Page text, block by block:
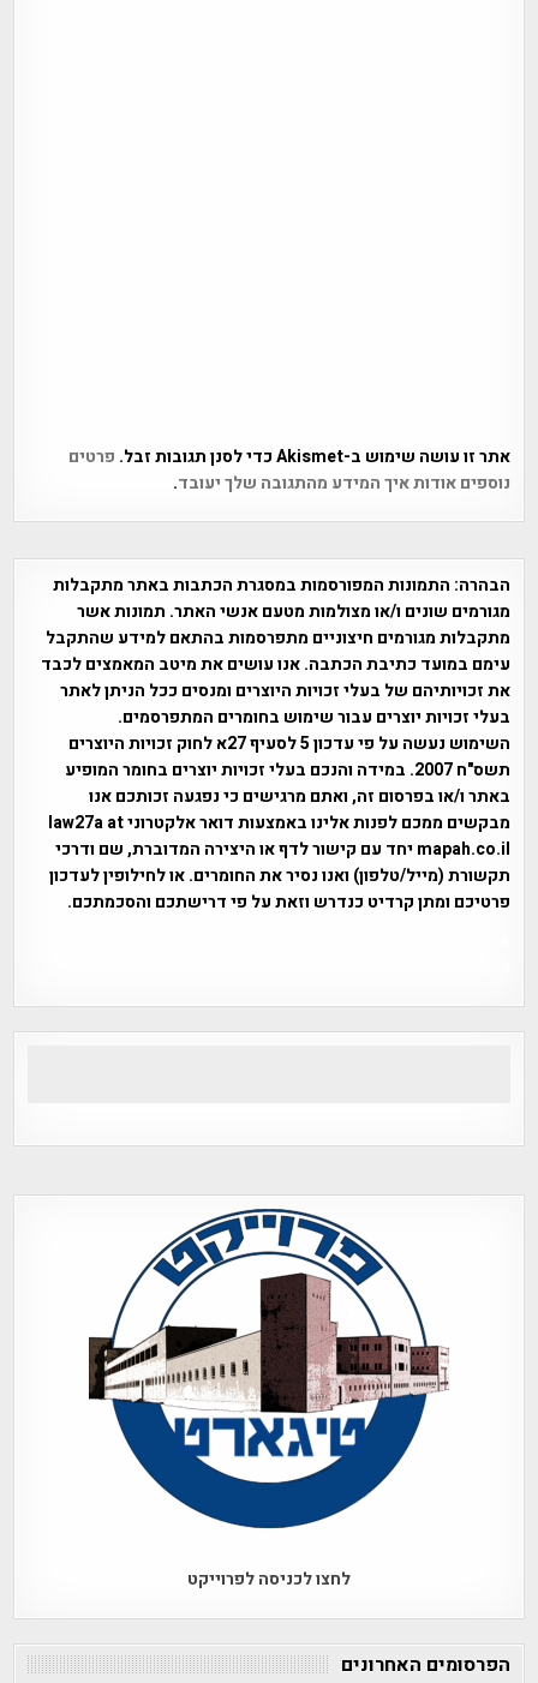
אתר זו עושה שימוש ב-Akismet כדי לסנן תגובות זבל.
פרטים
נוספים אודות איך המידע מהתגובה שלך יעובד.
הבהרה: התמונות המפורסמות במסגרת הכתבות באתר מתקבלות
מגורמים שונים ו/או מצולמות מטעם אנשי האתר. תמונות אשר
מתקבלות מגורמים חיצוניים מתפרסמות בהתאם למידע שהתקבל
עימם במועד כתיבת הכתבה. אנו עושים את מיטב המאמצים לכבד
את זכויותיהם של בעלי זכויות היוצרים ומנסים ככל הניתן לאתר
בעלי זכויות יוצרים עבור שימוש בחומרים המתפרסמים.
השימוש נעשה על פי עדכון 5 לסעיף 27א לחוק זכויות היוצרים
תשס"ח 2007. במידה והנכם בעלי זכויות יוצרים בחומר המופיע
באתר ו/או בפרסום זה, ואתם מרגישים כי נפגעה זכותכם אנו
מבקשים ממכם לפנות אלינו באמצעות דואר אלקטרוני law27a at
mapah.co.il יחד עם קישור לדף או היצירה המדוברת, שם ודרכי
תקשורת (מייל/טלפון) ואנו נסיר את החומרים. או לחילופין לעדכון
פרטיכם ומתן קרדיט כנדרש וזאת על פי דרישתכם והסכמתכם.
לחצו לכניסה לפרוייקט
הפרסומים האחרונים